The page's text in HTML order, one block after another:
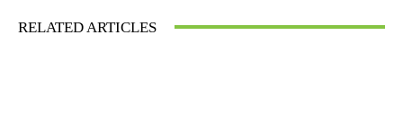
RELATED ARTICLES